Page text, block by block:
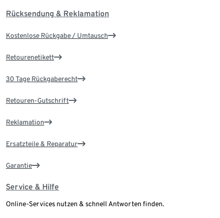
Rücksendung & Reklamation
Kostenlose Rückgabe / Umtausch
Retourenetikett
30 Tage Rückgaberecht
Retouren-Gutschrift
Reklamation
Ersatzteile & Reparatur
Garantie
Service & Hilfe
Online-Services nutzen & schnell Antworten finden.